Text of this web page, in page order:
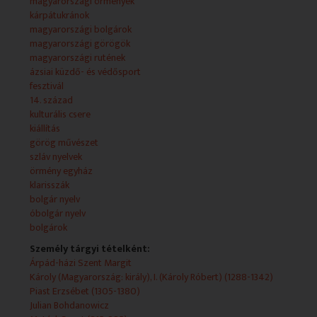
- Julian Bohdanowicz karikatúra-kiállítása a MÚOSZ
Székházában
- Pécs Európa Kulturális Fővárosa rendezvénysorozat:
Görögország bemutatkozása a fesztiválon
NYILATKOZÓ: Spyridon N. Georgiles, Görögország
magyarországi nagykövete; Kunszt Márta,
alpolgármester, Pécs; Georgiu Grigorisz, elnök, Pécsi
Görög Kisebbségi Önkormányzat; Maria Karida,
alpolgármester, Naussa, Görögország
kárpátukránok
magyarországi bolgárok
magyarországi görögök
magyarországi rutének
ázsiai küzdő- és védősport
fesztivál
14. század
kulturális csere
kiállítás
görög művészet
szláv nyelvek
örmény egyház
klarisszák
bolgár nyelv
óbolgár nyelv
bolgárok
Személy tárgyi tételként:
Árpád-házi Szent Margit
Károly (Magyarország: király), I. (Károly Róbert) (1288-1342)
Piast Erzsébet (1305-1380)
Julian Bohdanowicz